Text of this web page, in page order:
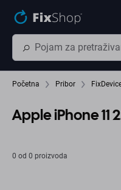
Početna Pribor
Apple iPhone 11
0 od 0 proizvoda